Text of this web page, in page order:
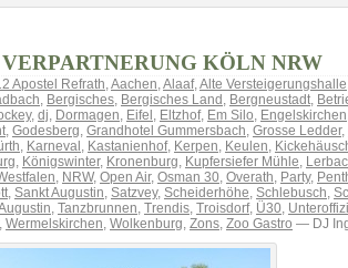
KÖLN NRW
Apostel Refrath,Aachen,Alaaf,Alte Versteigerungshalle
, Bergisches, Bergisches Land , Bergneustadt,
, dj, Dormagen, Eifel , Eltzhof, Em Silo, Engelskirchen
, Godesberg, Grandhotel Gummersbach, Grosse Ledder,
, Karneval , Kastanienhof, Kerpen, Keulen,
, Königswinter, Kronenburg, Kupfersiefer Mühle,
, NRW, Open Air, Osman 30, Overath, Party,
, Sankt Augustin, Satzvey, Scheiderhöhe, Schlebusch,
, Tanzbrunnen, Trendis, Troisdorf, Ü30,
, Wermelskirchen, Wolkenburg, Zons, Zoo Gastro — DJ